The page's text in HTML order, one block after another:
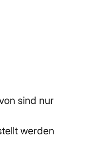
sind nur
werden